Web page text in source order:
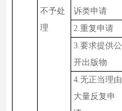
不予处
理
诉类申请
2.重复申请
3.要求提供公
开出版物
4.无正当理由
大量反复申